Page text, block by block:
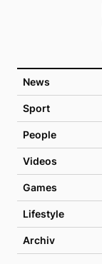
News
Sport
People
Videos
Games
Lifestyle
Archiv